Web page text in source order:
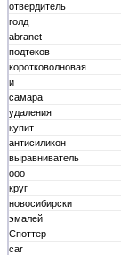
отвердитель
голд
abranet
подтеков
коротковолновая
и
самара
удаления
купит
антисиликон
выравниватель
ооо
круг
новосибирски
эмалей
Споттер
car